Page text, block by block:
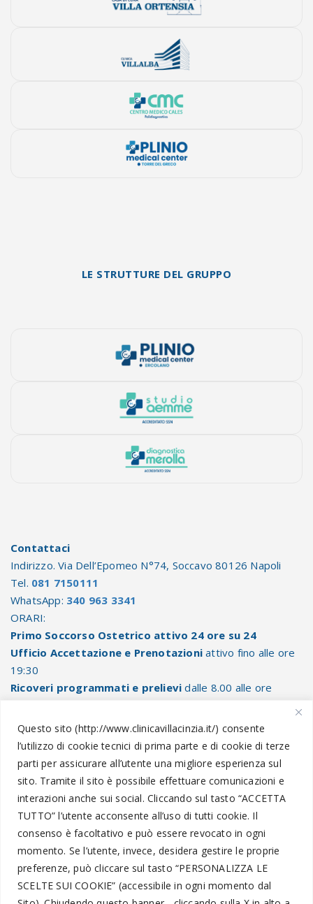
Questo sito (http://www.clinicavillacinzia.it/) consente
l’utilizzo di cookie tecnici di prima parte e di cookie di terze
parti per assicurare all’utente una migliore esperienza sul
sito. Tramite il sito è possibile effettuare comunicazioni e
interazioni anche sui social. Cliccando sul tasto “ACCETTA
TUTTO” l’utente acconsente all’uso di tutti cookie. Il
consenso è facoltativo e può essere revocato in ogni
momento. Se l’utente, invece, desidera gestire le proprie
preferenze, può cliccare sul tasto “PERSONALIZZA LE
SCELTE SUI COOKIE” (accessibile in ogni momento dal
LE STRUTTURE DEL GRUPPO
Contattaci
Indirizzo. Via Dell’Epomeo N°74, Soccavo 80126 Napoli
Tel. 081 7150111
WhatsApp: 340 963 3341
ORARI:
Primo Soccorso Ostetrico attivo 24 ore su 24
Ufficio Accettazione e Prenotazioni attivo fino alle ore
19:30
Ricoveri programmati e prelievi dalle 8.00 alle ore
Informazioni Legali
Amministrazione Trasparente
Segnalazioni
Privacy Policy
Trattamento dati personali